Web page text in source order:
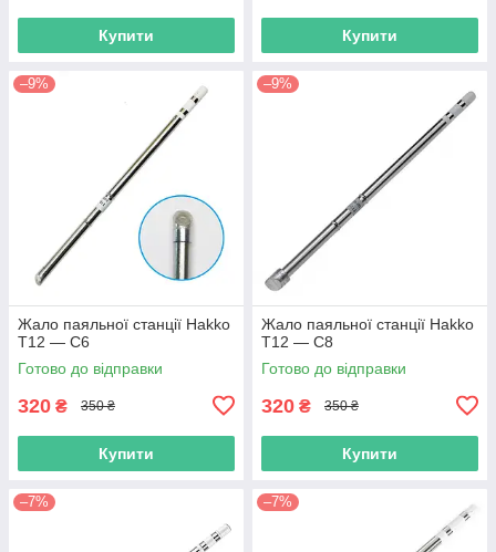
Купити Купити
–9%
Жало паяльної станції Hakko
T12 — C6
Готово до відправки
320 ₴ 350 ₴
Купити
–9%
Жало паяльної станції Hakko
T12 — C8
Готово до відправки
320 ₴ 350 ₴
Купити
–7% –7%